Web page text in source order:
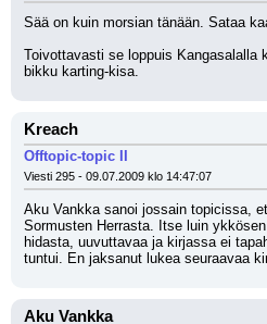
Sää on kuin morsian tänään. Sataa
Toivottavasti se loppuis Kangasalalla
bikku karting-kisa.
Kreach
Offtopic-topic II
Viesti 295 - 09.07.2009 klo 14:47:07
Aku Vankka sanoi jossain topicissa,
Sormusten Herrasta. Itse luin
hidasta, uuvuttavaa ja kirjassa ei
tuntui. En jaksanut lukea seuraavaa
Aku Vankka